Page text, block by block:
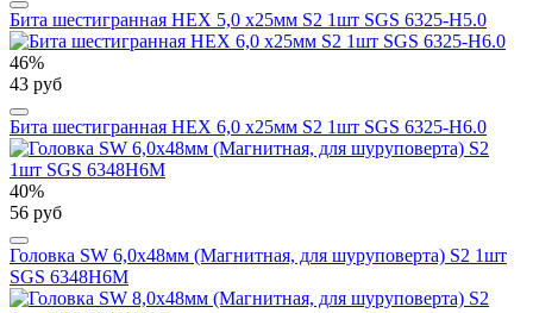
Бита шестигранная HEX 5,0 х25мм S2 1шт SGS 6325-H5.0
46%
43 руб
Бита шестигранная HEX 6,0 х25мм S2 1шт SGS 6325-H6.0
40%
56 руб
Головка SW 6,0х48мм (Магнитная, для шуруповерта) S2 1шт
SGS 6348H6M